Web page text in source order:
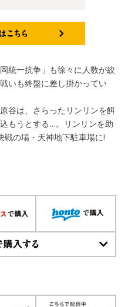
統一抗争」も徐々に人数が絞
いも終盤に差し掛かってい
谷は、さらったリンリンを餌
もうとする…。リンリンを助
戦の場・天神地下駐車場に!